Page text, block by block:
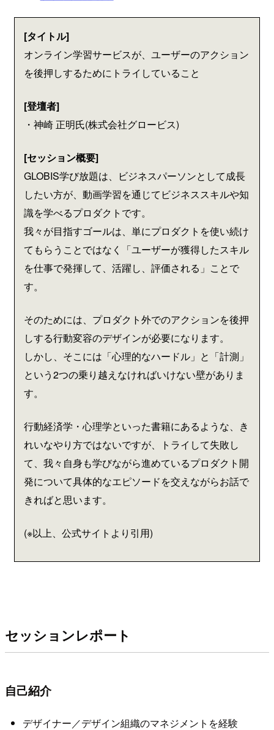
[タイトル]
オンライン学習サービスが、ユーザーのアクション
を後押しするためにトライしていること
[登壇者]
・神崎 正明氏(株式会社グロービス)
[セッション概要]
GLOBIS学び放題は、ビジネスパーソンとして成長
したい方が、動画学習を通じてビジネススキルや知
識を学べるプロダクトです。
我々が目指すゴールは、単にプロダクトを使い続け
てもらうことではなく「ユーザーが獲得したスキル
を仕事で発揮して、活躍し、評価される」ことで
す。
そのためには、プロダクト外でのアクションを後押
しする行動変容のデザインが必要になります。
しかし、そこには「心理的なハードル」と「計測」
という2つの乗り越えなければいけない壁がありま
す。
行動経済学・心理学といった書籍にあるような、き
れいなやり方ではないですが、トライして失敗し
て、我々自身も学びながら進めているプロダクト開
発について具体的なエピソードを交えながらお話で
きればと思います。
(※以上、公式サイトより引用)
セッションレポート
自己紹介
デザイナー／デザイン組織のマネジメントを経験